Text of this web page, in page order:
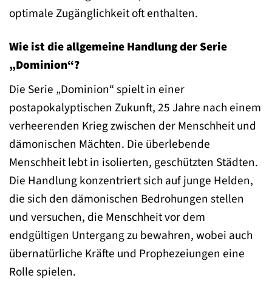
optimale Zugänglichkeit oft enthalten.
Wie ist die allgemeine Handlung der Serie
„Dominion“?
Die Serie „Dominion“ spielt in einer
postapokalyptischen Zukunft, 25 Jahre nach einem
verheerenden Krieg zwischen der Menschheit und
dämonischen Mächten. Die überlebende
Menschheit lebt in isolierten, geschützten Städten.
Die Handlung konzentriert sich auf junge Helden,
die sich den dämonischen Bedrohungen stellen
und versuchen, die Menschheit vor dem
endgültigen Untergang zu bewahren, wobei auch
übernatürliche Kräfte und Prophezeiungen eine
Rolle spielen.